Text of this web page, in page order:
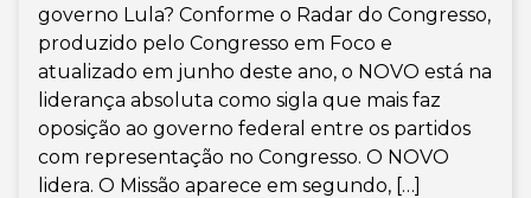
governo Lula? Conforme o Radar do Congresso,
produzido pelo Congresso em Foco e
atualizado em junho deste ano, o NOVO está na
liderança absoluta como sigla que mais faz
oposição ao governo federal entre os partidos
com representação no Congresso. O NOVO
lidera. O Missão aparece em segundo, […]